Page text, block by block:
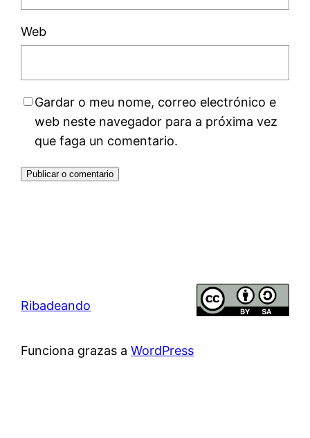
Web
Gardar o meu nome, correo electrónico e
web neste navegador para a próxima vez
que faga un comentario.
Ribadeando
Funciona grazas aWordPress